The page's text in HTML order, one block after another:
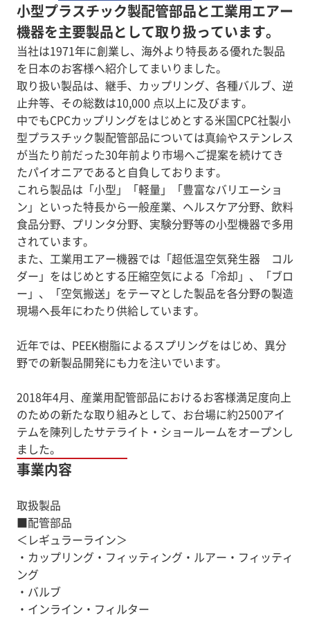
小型プラスチック製配管部品と工業用エアー
機器を主要製品として取り扱っています。
当社は1971年に創業し、海外より特長ある優れた製品
を日本のお客様へ紹介してまいりました。
取り扱い製品は、継手、カップリング、各種バルブ、逆
止弁等、その総数は10,000 点以上に及びます。
中でもCPCカップリングをはじめとする米国CPC社製小
型プラスチック製配管部品については真鍮やステンレス
が当たり前だった30年前より市場へご提案を続けてき
たパイオニアであると自負しております。
これら製品は「小型」「軽量」「豊富なバリエーショ
ン」といった特長から一般産業、ヘルスケア分野、飲料
食品分野、プリンタ分野、実験分野等の小型機器で多用
されています。
また、工業用エアー機器では「超低温空気発生器 コル
ダー」をはじめとする圧縮空気による「冷却」、「ブロ
ー」、「空気搬送」をテーマとした製品を各分野の製造
現場へ長年にわたり供給しています。
近年では、PEEK樹脂によるスプリングをはじめ、異分
野での新製品開発にも力を注いでいます。
2018年4月、産業用配管部品におけるお客様満足度向上
のための新たな取り組みとして、お台場に約2500アイ
テムを陳列したサテライト・ショールームをオープンし
ました。
事業内容
取扱製品
■配管部品
＜レギュラーライン＞
・カップリング・フィッティング・ルアー・フィッティ
ング
・バルブ
・インライン・フィルター